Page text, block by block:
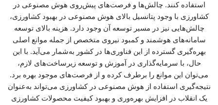
استفاده کنند. چالش‌ها و فرصت‌های پیش‌روی هوش مصنوعی در
کشاورزی با وجود پتانسیل بالای هوش مصنوعی در بهبود کشاورزی،
چالش‌هایی نیز در مسیر توسعه آن وجود دارد. هزینه بالای توسعه
سامانه‌های هوشمند و کمبود نیروی متخصص از جمله موانع اصلی
بهره‌گیری گسترده از این فناوری‌ها در کشور به‌شمار می‌آید. با این
حال، با سرمایه‌گذاری در آموزش و توسعه زیرساخت‌های لازم،
می‌توان این موانع را برطرف کرده و از فرصت‌های موجود بهره برد.
نتیجه‌گیری استفاده از هوش مصنوعی در کشاورزی می‌تواند به‌عنوان
یک انقلاب در افزایش بهره‌وری و بهبود کیفیت محصولات کشاورزی